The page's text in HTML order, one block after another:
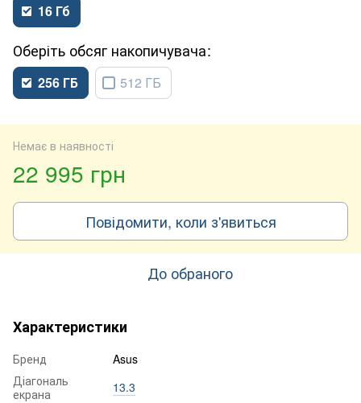
16 Гб
обсяг накопичувача
256 ГБ 512 ГБ
Немає в наявності
22 995 грн
Повідомити, коли з'явиться
До обраного
Характеристики
Бренд
Asus
Діагональ
екрана
13.3